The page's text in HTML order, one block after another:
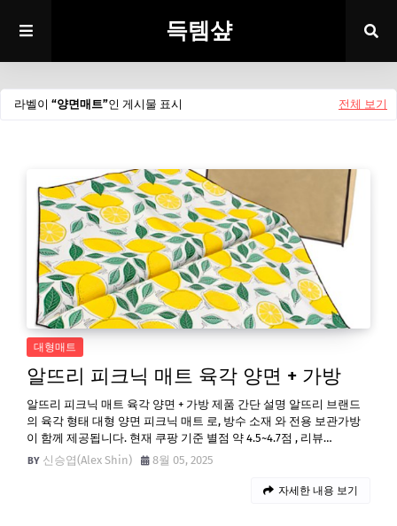
득템샾
라벨이 양면매트 인 게시물 표시 전체 보기
대형매트
알뜨리 피크닉 매트 육각 양면 + 가방
알뜨리 피크닉 매트 육각 양면 + 가방 제품 간단 설명 알뜨리 브랜드
의 육각 형태 대형 양면 피크닉 매트 로, 방수 소재 와 전용 보관가방
이 함께 제공됩니다. 현재 쿠팡 기준 별점 약 4.5~4.7점 , 리뷰…
신승엽(Alex Shin)
8월 05, 2025
자세한 내용 보기